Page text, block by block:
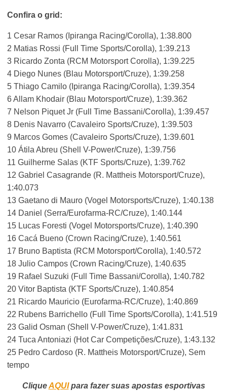
Confira o grid:
1 Cesar Ramos (Ipiranga Racing/Corolla), 1:38.800
2 Matias Rossi (Full Time Sports/Corolla), 1:39.213
3 Ricardo Zonta (RCM Motorsport Corolla), 1:39.225
4 Diego Nunes (Blau Motorsport/Cruze), 1:39.258
5 Thiago Camilo (Ipiranga Racing/Corolla), 1:39.354
6 Allam Khodair (Blau Motorsport/Cruze), 1:39.362
7 Nelson Piquet Jr (Full Time Bassani/Corolla), 1:39.457
8 Denis Navarro (Cavaleiro Sports/Cruze), 1:39.503
9 Marcos Gomes (Cavaleiro Sports/Cruze), 1:39.601
10 Átila Abreu (Shell V-Power/Cruze), 1:39.756
11 Guilherme Salas (KTF Sports/Cruze), 1:39.762
12 Gabriel Casagrande (R. Mattheis Motorsport/Cruze),
1:40.073
13 Gaetano di Mauro (Vogel Motorsports/Cruze), 1:40.138
14 Daniel (Serra/Eurofarma-RC/Cruze), 1:40.144
15 Lucas Foresti (Vogel Motorsports/Cruze), 1:40.390
16 Cacá Bueno (Crown Racing/Cruze), 1:40.561
17 Bruno Baptista (RCM Motorsport/Corolla), 1:40.572
18 Julio Campos (Crown Racing/Cruze), 1:40.635
19 Rafael Suzuki (Full Time Bassani/Corolla), 1:40.782
20 Vitor Baptista (KTF Sports/Cruze), 1:40.854
21 Ricardo Mauricio (Eurofarma-RC/Cruze), 1:40.869
22 Rubens Barrichello (Full Time Sports/Corolla), 1:41.519
23 Galid Osman (Shell V-Power/Cruze), 1:41.831
24 Tuca Antoniazi (Hot Car Competições/Cruze), 1:43.132
25 Pedro Cardoso (R. Mattheis Motorsport/Cruze), Sem
tempo
CliqueAQUIpara fazer suas apostas esportivas